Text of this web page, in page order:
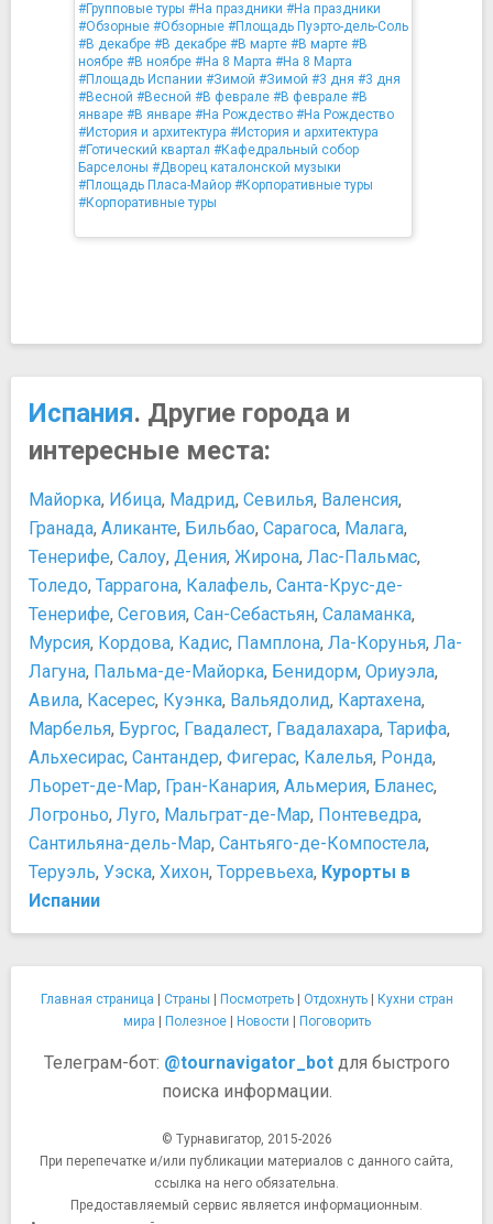
#Групповые туры #На праздники #На праздники
#Обзорные #Обзорные #Площадь Пуэрто-дель-Соль
#В декабре #В декабре #В марте #В марте #В
ноябре #В ноябре #На 8 Марта #На 8 Марта
#Площадь Испании #Зимой #Зимой #3 дня #3 дня
#Весной #Весной #В феврале #В феврале #В
январе #В январе #На Рождество #На Рождество
#История и архитектура #История и архитектура
#Готический квартал #Кафедральный собор
Барселоны #Дворец каталонской музыки
#Площадь Пласа-Майор #Корпоративные туры
#Корпоративные туры
Испания. Другие города и
интересные места:
Майорка, Ибица, Мадрид, Севилья, Валенсия,
Гранада, Аликанте, Бильбао, Сарагоса, Малага,
Тенерифе, Салоу, Дения, Жирона, Лас-Пальмас,
Толедо, Таррагона, Калафель, Санта-Крус-де-
Тенерифе, Сеговия, Сан-Себастьян, Саламанка,
Мурсия, Кордова, Кадис, Памплона, Ла-Корунья, Ла-
Лагуна, Пальма-де-Майорка, Бенидорм, Ориуэла,
Авила, Касерес, Куэнка, Вальядолид, Картахена,
Марбелья, Бургос, Гвадалест, Гвадалахара, Тарифа,
Альхесирас, Сантандер, Фигерас, Калелья, Ронда,
Льорет-де-Мар, Гран-Канария, Альмерия, Бланес,
Логроньо, Луго, Мальграт-де-Мар, Понтеведра,
Сантильяна-дель-Мар, Сантьяго-де-Компостела,
Теруэль, Уэска, Хихон, Торревьеха, Курорты в
Испании
Главная страница Страны Посмотреть| Отдохнуть|
Кухни стран
мира
Полезное| Новости Поговорить
Телеграм-бот: @tournavigator_botдля быстрого
поиска информации.
© Турнавигатор, 2015-2026
При перепечатке и/или публикации материалов с данного сайта,
ссылка на него обязательна.
Предоставляемый сервис является информационным.